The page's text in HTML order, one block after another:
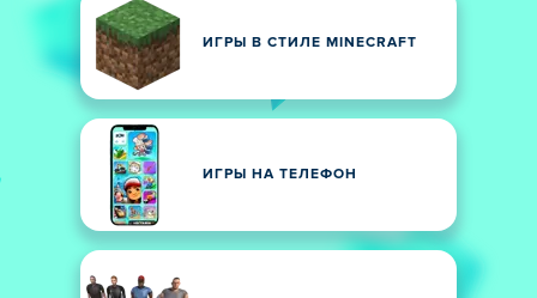
ИГРЫ В СТИЛЕ MINECRAFT
ИГРЫ НА ТЕЛЕФОН